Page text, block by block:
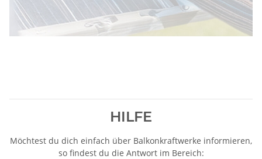
HILFE
Möchtest du dich einfach über Balkonkraftwerke informieren,
so findest du die Antwort im Bereich: